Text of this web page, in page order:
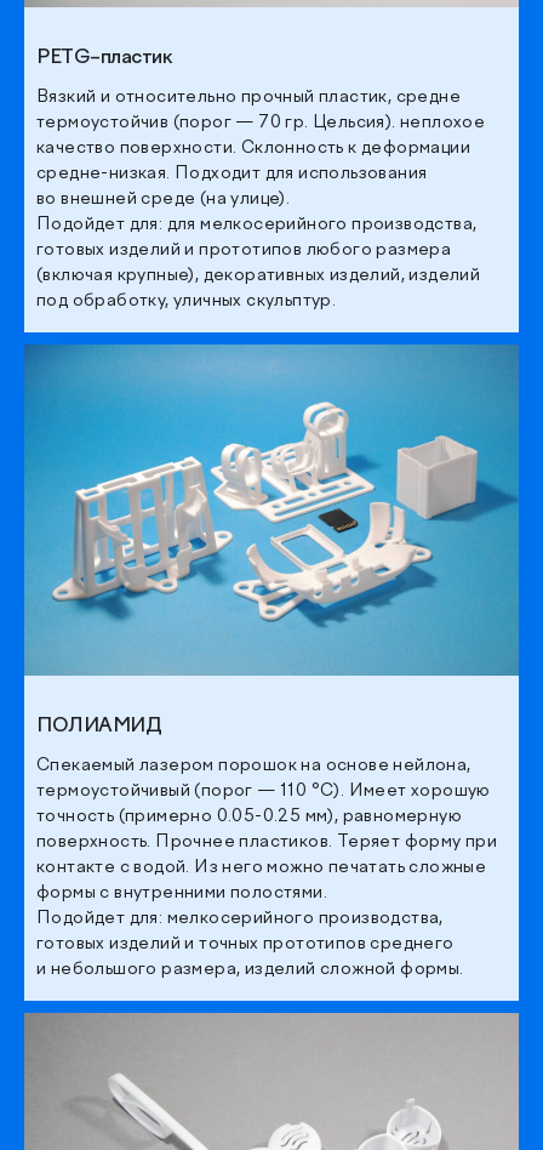
PETG–пластик
Вязкий и относительно прочный пластик, средне
термоустойчив (порог — 70 гр. Цельсия). неплохое
качество поверхности. Склонность к деформации
средне-низкая. Подходит для использования
во внешней среде (на улице).
Подойдет для: для мелкосерийного производства,
готовых изделий и прототипов любого размера
(включая крупные), декоративных изделий, изделий
под обработку, уличных скульптур.
ПОЛИАМИД
Спекаемый лазером порошок на основе нейлона,
термоустойчивый (порог — 110 °C). Имеет хорошую
точность (примерно 0.05-0.25 мм), равномерную
поверхность. Прочнее пластиков. Теряет форму при
контакте с водой. Из него можно печатать сложные
формы с внутренними полостями.
Подойдет для: мелкосерийного производства,
готовых изделий и точных прототипов среднего
и небольшого размера, изделий сложной формы.